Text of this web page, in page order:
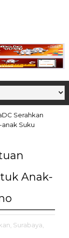
Serahkan
Suku
Anak-
Surabaya,